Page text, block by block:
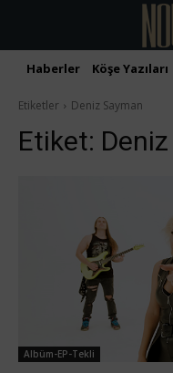
Haberler Köşe Yazıları
Etiketler Deniz Sayman
Etiket:
Albüm-EP-Tekli